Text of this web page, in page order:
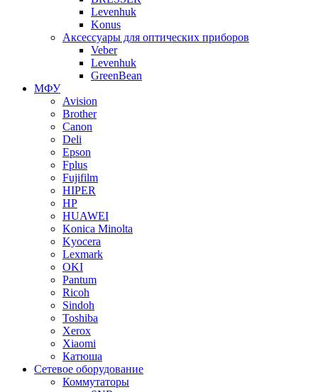
Levenhuk
Konus
Аксессуары для оптических приборов
Veber
Levenhuk
GreenBean
МФУ
Avision
Brother
Canon
Deli
Epson
Fplus
Fujifilm
HIPER
HP
HUAWEI
Konica Minolta
Kyocera
Lexmark
OKI
Pantum
Ricoh
Sindoh
Toshiba
Xerox
Xiaomi
Катюша
Сетевое оборудование
Коммутаторы